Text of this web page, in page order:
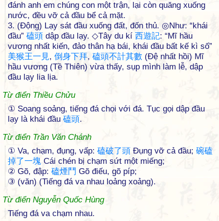
đánh anh em chúng con một trận, lại còn quăng xuống
nước, đều vỡ cả đầu bể cả mặt.
3. (Động) Lạy sát đầu xuống đất, đốn thủ. ◎Như: “khái
đầu” 磕頭 dập đầu lạy. ◇Tây du kí 西遊記: “Mĩ hầu
vương nhất kiến, đảo thân hạ bái, khái đầu bất kế kì số”
美猴王一 見, 倒身下拜, 磕頭不計其數 (Đệ nhất hồi) Mĩ
hầu vương (Tề Thiên) vừa thấy, sụp mình làm lễ, dập
đầu lạy lia lịa.
Từ điển Thiều Chửu
① Soang soảng, tiếng đá chọi với đá. Tục gọi dập đầu
lạy là khái đầu 磕頭.
Từ điển Trần Văn Chánh
① Va, chạm, đụng, vấp: 磕破了頭 Đụng vỡ cả đầu; 碗磕
掉了一塊 Cái chén bị chạm sứt một miếng;
② Gõ, đập: 磕煙鬥 Gõ điếu, gõ píp;
③ (văn) (Tiếng đá va nhau loảng xoảng).
Từ điển Nguyễn Quốc Hùng
Tiếng đá va chạm nhau.